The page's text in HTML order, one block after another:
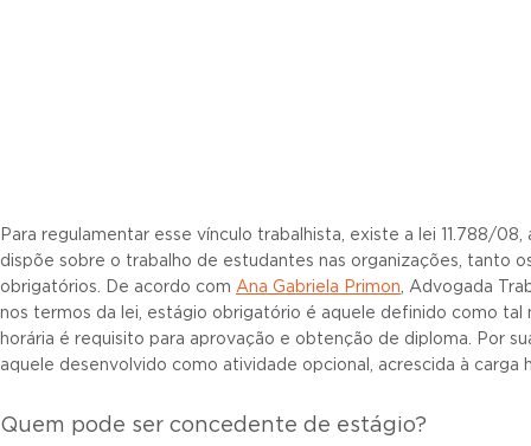
Para regulamentar esse vínculo trabalhista, existe a lei 11.788/08,
dispõe sobre o trabalho de estudantes nas organizações, tanto
obrigatórios. De acordo com Ana Gabriela Primon, Advogada
nos termos da lei, estágio obrigatório é aquele definido como tal
horária é requisito para aprovação e obtenção de diploma. Por
aquele desenvolvido como atividade opcional, acrescida à carga
Quem pode ser concedente de estágio?